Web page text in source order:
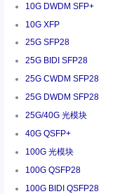
10G DWDM SFP+
10G XFP
25G SFP28
25G BIDI SFP28
25G CWDM SFP28
25G DWDM SFP28
25G/40G 光模块
40G QSFP+
100G 光模块
100G QSFP28
100G BIDI QSFP28